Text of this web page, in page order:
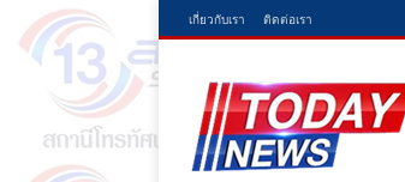
เกี่ยวกับเรา ติดต่อเรา